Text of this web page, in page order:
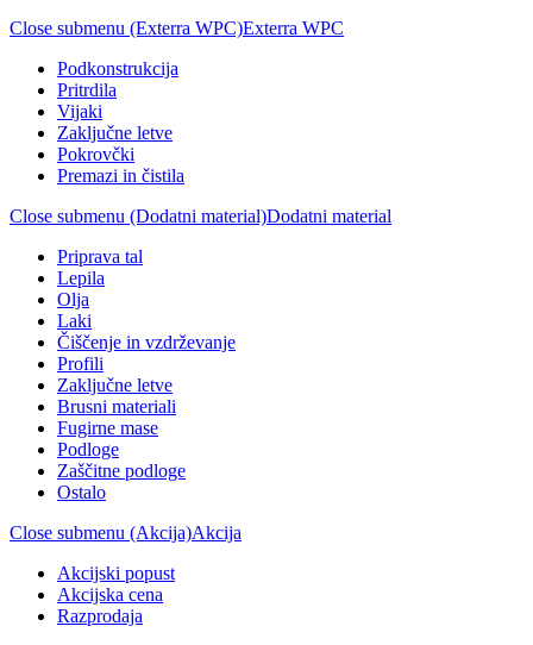
Close submenu (Exterra WPC)Exterra WPC
Podkonstrukcija
Pritrdila
Vijaki
Zaključne letve
Pokrovčki
Premazi in čistila
Close submenu (Dodatni material)Dodatni material
Priprava tal
Lepila
Olja
Laki
Čiščenje in vzdrževanje
Profili
Zaključne letve
Brusni materiali
Fugirne mase
Podloge
Zaščitne podloge
Ostalo
Close submenu (Akcija)Akcija
Akcijski popust
Akcijska cena
Razprodaja